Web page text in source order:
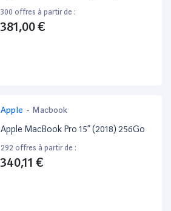
300 offres à partir de :
381,00 €
Apple - Macbook
Apple MacBook Pro 15” (2018) 256Go
292 offres à partir de :
340,11 €